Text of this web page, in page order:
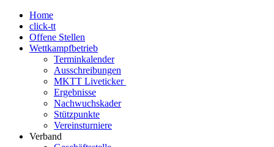
Home
click-tt
Offene Stellen
Wettkampfbetrieb
Terminkalender
Ausschreibungen
MKTT Liveticker
Ergebnisse
Nachwuchskader
Stützpunkte
Vereinsturniere
Verband